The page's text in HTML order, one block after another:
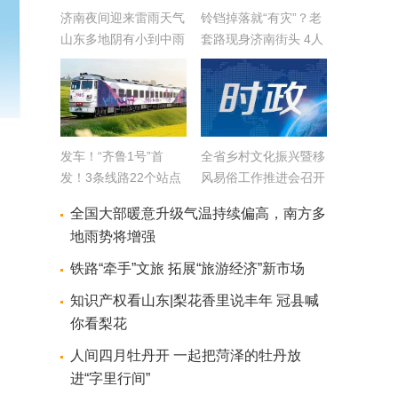
济南夜间迎来雷雨天气
山东多地阴有小到中雨
局部大雨
铃铛掉落就“有灾”？老
套路现身济南街头 4人
诈骗团伙被抓现行
发车！“齐鲁1号”首
发！3条线路22个站点
海盛景
全省乡村文化振兴暨移
风易俗工作推进会召开
全国大部暖意升级气温持续偏高，南方多
地雨势将增强
铁路“牵手”文旅 拓展“旅游经济”新市场
知识产权看山东|梨花香里说丰年 冠县喊
你看梨花
人间四月牡丹开 一起把菏泽的牡丹放
进“字里行间”